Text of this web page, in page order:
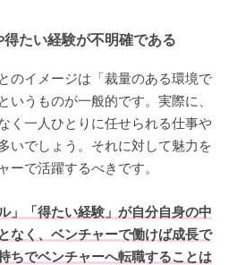
たい経験が不明確である
のイメージは「裁量のある環境で
いうものが一般的です。実際に、
く一人ひとりに任せられる仕事や
いでしょう。それに対して魅力を
ーで活躍するべきです。
」「得たい経験」が自分自身の中
なく、ベンチャーで働けば成長で
ちでベンチャーへ転職することは